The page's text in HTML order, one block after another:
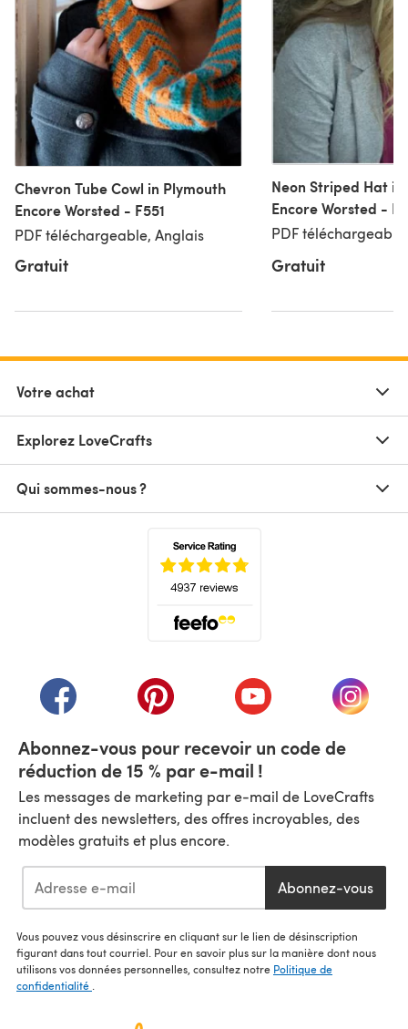
Chevron Tube Cowl in Plymouth
Encore Worsted - F551
PDF téléchargeable, Anglais
Gratuit
Neon Striped Hat in
Encore Worsted -
PDF
Gratuit
Votre achat
Explorez LoveCrafts
Qui sommes-nous ?
(s'ouvre dans un nouvel onglet)
(s'ouvre dans un nouvel onglet)
(s'ouvre dans un(s'ouvre
Abonnez-vous pour recevoir un code de
réduction de 15 % par e-mail !
Les messages de marketing par e-mail de LoveCrafts
incluent des newsletters, des offres incroyables, des
modèles gratuits et plus encore.
Abonnez-vous
Vous pouvez vous désinscrire en cliquant sur le lien de désinscription
figurant dans tout courriel. Pour en savoir plus sur la manière dont nous
utilisons vos données personnelles, consultez notre Politique de
confidentialité